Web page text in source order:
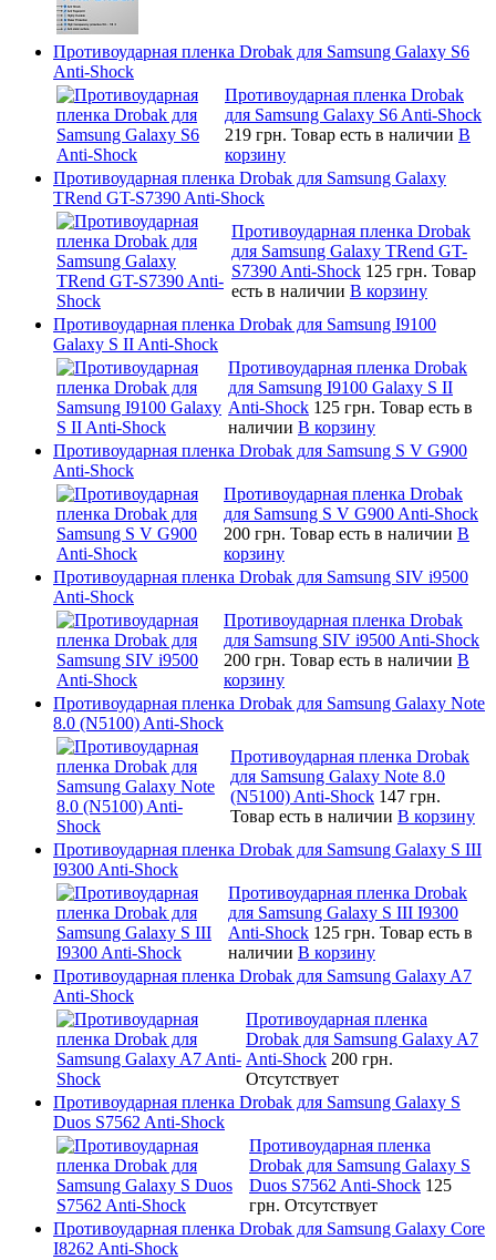
Противоударная пленка Drobak для Samsung Galaxy S6
Anti-Shock
Противоударная пленка Drobak
для Samsung Galaxy S6 Anti-Shock
219 грн. Товар есть в наличии В
корзину
Противоударная пленка Drobak для Samsung Galaxy
TRend GT-S7390 Anti-Shock
Противоударная пленка Drobak
для Samsung Galaxy TRend GT-
S7390 Anti-Shock 125 грн. Товар
есть в наличии В корзину
Противоударная пленка Drobak для Samsung I9100
Galaxy S II Anti-Shock
Противоударная пленка Drobak
для Samsung I9100 Galaxy S II
Anti-Shock 125 грн. Товар есть в
наличии В корзину
Противоударная пленка Drobak для Samsung S V G900
Anti-Shock
Противоударная пленка Drobak
для Samsung S V G900 Anti-Shock
200 грн. Товар есть в наличии В
корзину
Противоударная пленка Drobak для Samsung SIV i9500
Anti-Shock
Противоударная пленка Drobak
для Samsung SIV i9500 Anti-Shock
200 грн. Товар есть в наличии В
корзину
Противоударная пленка Drobak для Samsung Galaxy Note
8.0 (N5100) Anti-Shock
Противоударная пленка Drobak
для Samsung Galaxy Note 8.0
(N5100) Anti-Shock 147 грн.
Товар есть в наличии В корзину
Противоударная пленка Drobak для Samsung Galaxy S III
I9300 Anti-Shock
Противоударная пленка Drobak
для Samsung Galaxy S III I9300
Anti-Shock 125 грн. Товар есть в
наличии В корзину
Противоударная пленка Drobak для Samsung Galaxy A7
Anti-Shock
Противоударная пленка
Drobak для Samsung Galaxy A7
Anti-Shock 200 грн.
Отсутствует
Противоударная пленка Drobak для Samsung Galaxy S
Duos S7562 Anti-Shock
Противоударная пленка
Drobak для Samsung Galaxy S
Duos S7562 Anti-Shock 125
грн. Отсутствует
Противоударная пленка Drobak для Samsung Galaxy Core
I8262 Anti-Shock